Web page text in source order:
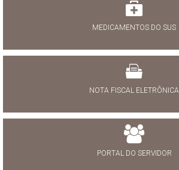
MEDICAMENTOS DO SUS
NOTA FISCAL ELETRÔNICA
PORTAL DO SERVIDOR